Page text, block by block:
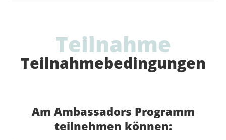
Teilnahme
Teilnahmebedingungen
Am Ambassadors Programm
teilnehmen können: